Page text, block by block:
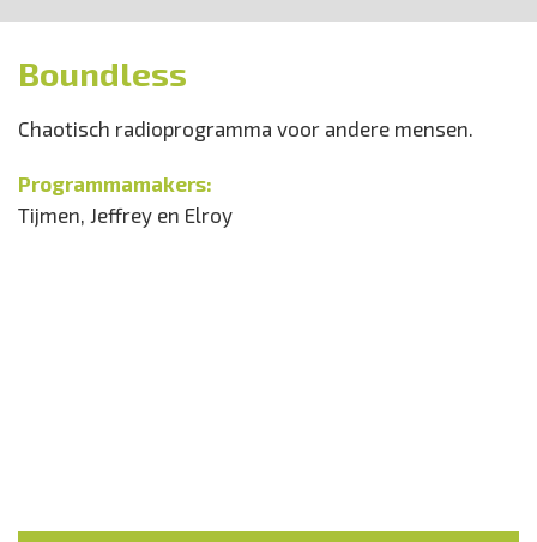
Boundless
Chaotisch radioprogramma voor andere mensen.
Programmamakers:
Tijmen, Jeffrey en Elroy